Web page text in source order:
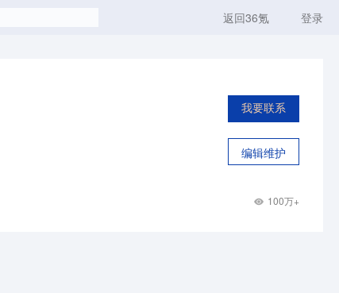
返回36氪 登录
我要联系
编辑维护
100万+